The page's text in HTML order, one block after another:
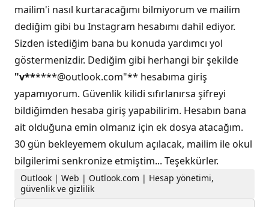
mailim'i nasıl kurtaracağımı bilmiyorum ve mailim
dediğim gibi bu Instagram hesabımı dahil ediyor.
Sizden istediğim bana bu konuda yardımcı yol
göstermenizdir. Dediğim gibi herhangi bir şekilde
"v******@outlook.com"** hesabıma giriş
yapamıyorum. Güvenlik kilidi sıfırlanırsa şifreyi
bildiğimden hesaba giriş yapabilirim. Hesabın bana
ait olduğuna emin olmanız için ek dosya atacağım.
30 gün bekleyemem okulum açılacak, mailim ile okul
bilgilerimi senkronize etmiştim... Teşekkürler.
Outlook | Web | Outlook.com | Hesap yönetimi,
güvenlik ve gizlilik